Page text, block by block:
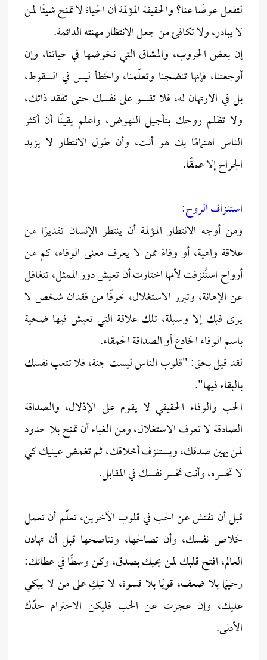
لتفعل عوضًا عنا؟ والحقيقة المؤلمة أن الحياة لا تمنح شيئًا لمن
لا يبادر، ولا تكافئ من جعل الانتظار مهنته الدائمة.
إن بعض الحروب، والمشاق التي نخوضها في حياتنا، وإن
أوجعتنا، فإنها تنضجنا وتعلّمنا، والخطأ ليس في السقوط،
بل في الارتهان له، فلا تقسو على نفسك حتى تفقد ذاتك،
ولا تظلم روحك بتأجيل النهوض، واعلم يقينًا أن أكثر
الناس اهتمامًا بك هو أنت، وأن طول الانتظار لا يزيد
الجراح إلا عمقًا.
استنزاف الروح:
ومن أوجه الانتظار المؤلمة أن ينتظر الإنسان تقديرًا من
علاقة واهية، أو وفاءً ممن لا يعرف معنى الوفاء، كم من
أرواح استُنزفت لأنها اختارت أن تعيش دور الممثل، تتغافل
عن الإهانة، وتبرر الاستغلال، خوفًا من فقدان شخص لا
يرى فيك إلا وسيلة، تلك علاقة التي تعيش فيها ضحية
باسم الوفاء الخادع أو الصداقة الحمقاء.
لقد قيل بحق: "قلوب الناس ليست جنة، فلا تتعب نفسك
بالبقاء فيها".
الحب والوفاء الحقيقي لا يقوم على الإذلال، والصداقة
الصادقة لا تعرف الاستغلال، ومن الغباء أن تمنح بلا حدود
لمن يهين صدقك، ويستنزف أخلاقك، ثم تغمض عينيك كي
لا تخسره، وأنت تخسر نفسك في المقابل.
قبل أن تفتش عن الحب في قلوب الآخرين، تعلّم أن تعمل
لخلاص نفسك، وأن تصالحها، وتناصحها قبل أن تهادن
العالم، افتح قلبك لمن يحبك بصدق، وكن وسطًا في عطائك:
رحيمًا بلا ضعف، قويًا بلا قسوة، لا تبكِ على من لا يبكي
عليك، وإن عجزت عن الحب فليكن الاحترام حدّك
الأدنى.